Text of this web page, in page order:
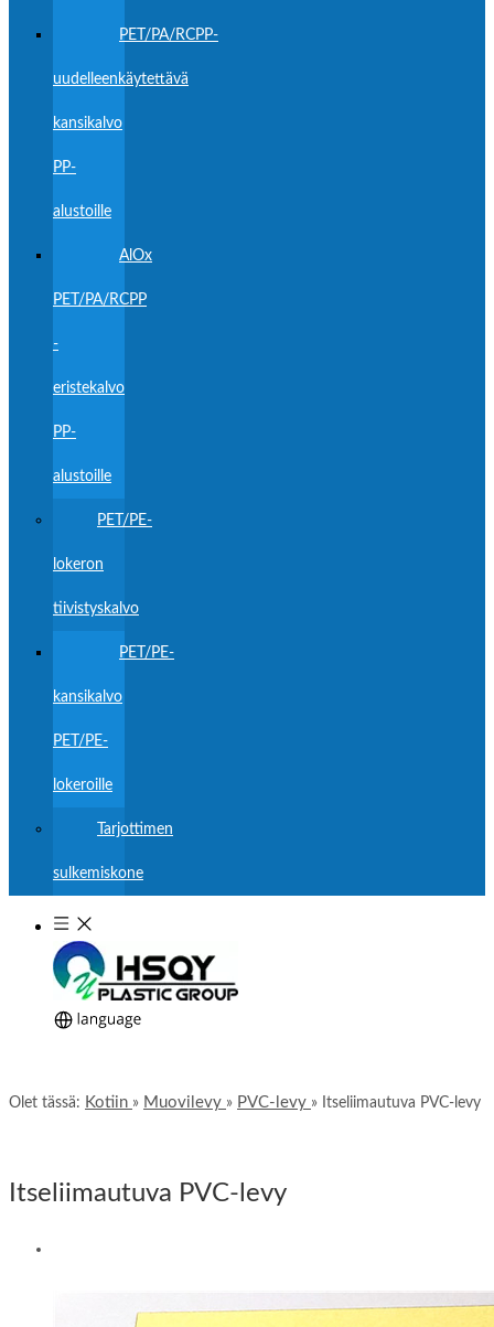
PET/PA/RCPP-
uudelleenkäytettävä
kansikalvo
PP-
alustoille
AlOx
PET/PA/RCPP
-
eristekalvo
PP-
alustoille
PET/PE-
lokeron
tiivistyskalvo
PET/PE-
kansikalvo
PET/PE-
lokeroille
Tarjottimen
sulkemiskone
Olet tässä: Kotiin » Muovilevy » PVC-levy » Itseliimautuva PVC-levy
Itseliimautuva PVC-levy